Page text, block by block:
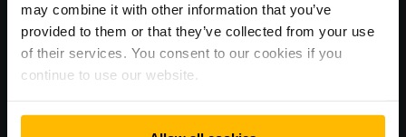
may combine it with other information that you’ve
provided to them or that they’ve collected from your use
of their services. You consent to our cookies if you
continue to use our website.